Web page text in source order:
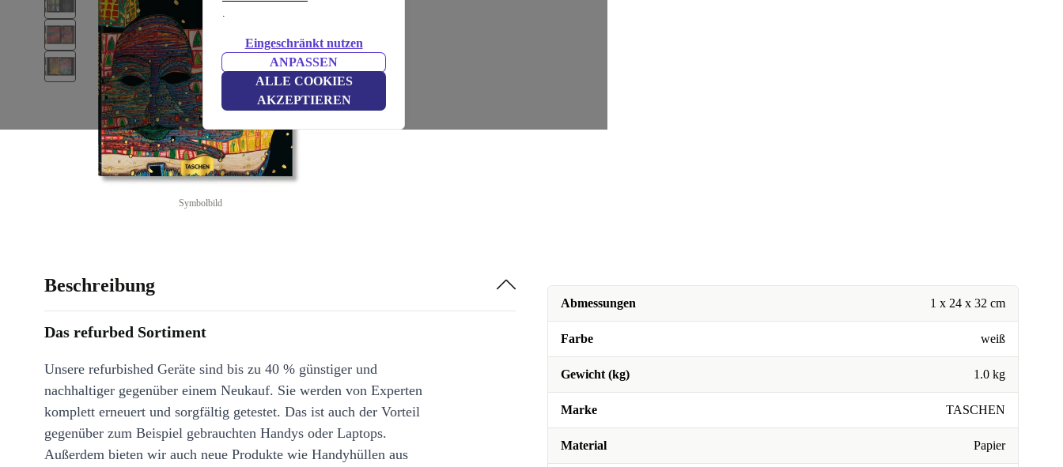
.
Eingeschränkt nutzen
ANPASSEN
ALLE COOKIES
AKZEPTIEREN
Symbolbild
Abmessungen 1 x 24 x 32 cm
Farbe weiß
Gewicht (kg) 1.0 kg
Marke TASCHEN
Material Papier
Beschreibung
Das refurbed Sortiment
Unsere refurbished Geräte sind bis zu 40 % günstiger und
nachhaltiger gegenüber einem Neukauf. Sie werden von Experten
komplett erneuert und sorgfältig getestet. Das ist auch der Vorteil
gegenüber zum Beispiel gebrauchten Handys oder Laptops.
Außerdem bieten wir auch neue Produkte wie Handyhüllen aus